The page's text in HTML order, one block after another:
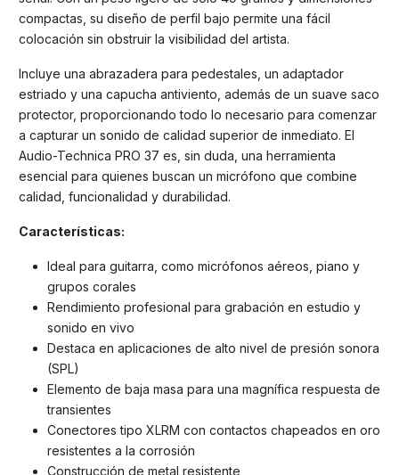
compactas, su diseño de perfil bajo permite una fácil
colocación sin obstruir la visibilidad del artista.
Incluye una abrazadera para pedestales, un adaptador
estriado y una capucha antiviento, además de un suave saco
protector, proporcionando todo lo necesario para comenzar
a capturar un sonido de calidad superior de inmediato. El
Audio-Technica PRO 37 es, sin duda, una herramienta
esencial para quienes buscan un micrófono que combine
calidad, funcionalidad y durabilidad.
Características:
Ideal para guitarra, como micrófonos aéreos, piano y
grupos corales
Rendimiento profesional para grabación en estudio y
sonido en vivo
Destaca en aplicaciones de alto nivel de presión sonora
(SPL)
Elemento de baja masa para una magnífica respuesta de
transientes
Conectores tipo XLRM con contactos chapeados en oro
resistentes a la corrosión
Construcción de metal resistente